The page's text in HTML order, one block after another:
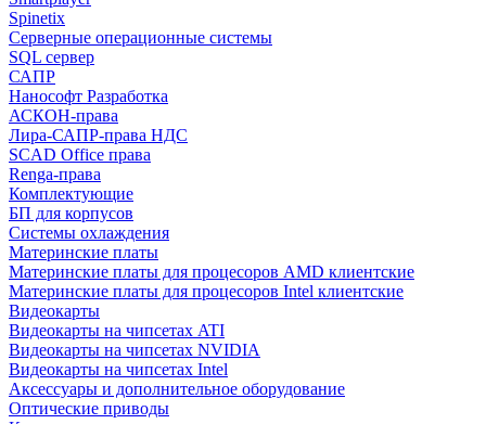
Spinetix
Серверные операционные системы
SQL сервер
САПР
Нанософт Разработка
АСКОН-права
Лира-САПР-права НДС
SCAD Office права
Renga-права
Комплектующие
БП для корпусов
Системы охлаждения
Материнские платы
Материнские платы для процесоров AMD клиентские
Материнские платы для процесоров Intel клиентские
Видеокарты
Видеокарты на чипсетах ATI
Видеокарты на чипсетах NVIDIA
Видеокарты на чипсетах Intel
Аксессуары и дополнительное оборудование
Оптические приводы